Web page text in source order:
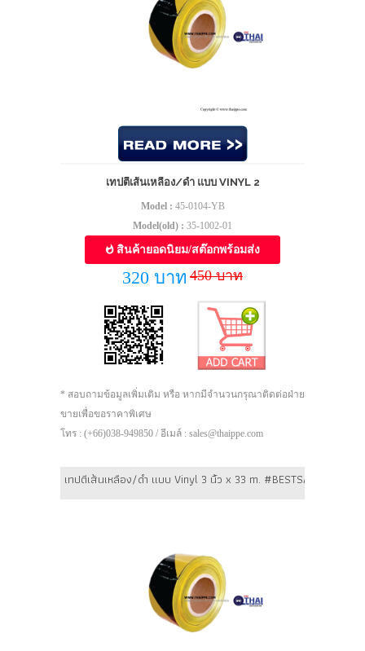
เทปตีเส้นเหลือง/ดำ แบบ VINYL 2
Model : 45-0104-YB
Model(old) : 35-1002-01
สินค้ายอดนิยม/สต๊อกพร้อมส่ง
320 บาท 450 บาท
* สอบถามข้อมูลเพิ่มเติม หรือ หากมีจำนวนกรุณาติดต่อฝ่าย
ขายเพื่อขอราคาพิเศษ
โทร : (+66)038-949850 / อีเมล์ : sales@thaippe.com
เทปตีเส้นเหลือง/ดำ แบบ Vinyl 3 นิ้ว x 33 m. #BESTSAFE